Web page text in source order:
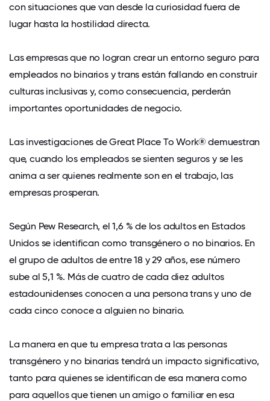
con situaciones que van desde la curiosidad fuera de
lugar hasta la hostilidad directa.
Las empresas que no logran crear un entorno seguro para
empleados no binarios y trans están fallando en construir
culturas inclusivas y, como consecuencia, perderán
importantes oportunidades de negocio.
Las investigaciones de Great Place To Work® demuestran
que, cuando los empleados se sienten seguros y se les
anima a ser quienes realmente son en el trabajo, las
empresas prosperan.
Según Pew Research, el 1,6 % de los adultos en Estados
Unidos se identifican como transgénero o no binarios. En
el grupo de adultos de entre 18 y 29 años, ese número
sube al 5,1 %. Más de cuatro de cada diez adultos
estadounidenses conocen a una persona trans y uno de
cada cinco conoce a alguien no binario.
La manera en que tu empresa trata a las personas
transgénero y no binarias tendrá un impacto significativo,
tanto para quienes se identifican de esa manera como
para aquellos que tienen un amigo o familiar en esa